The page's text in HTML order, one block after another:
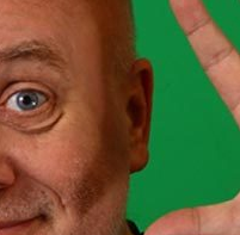
NEWSLETTER